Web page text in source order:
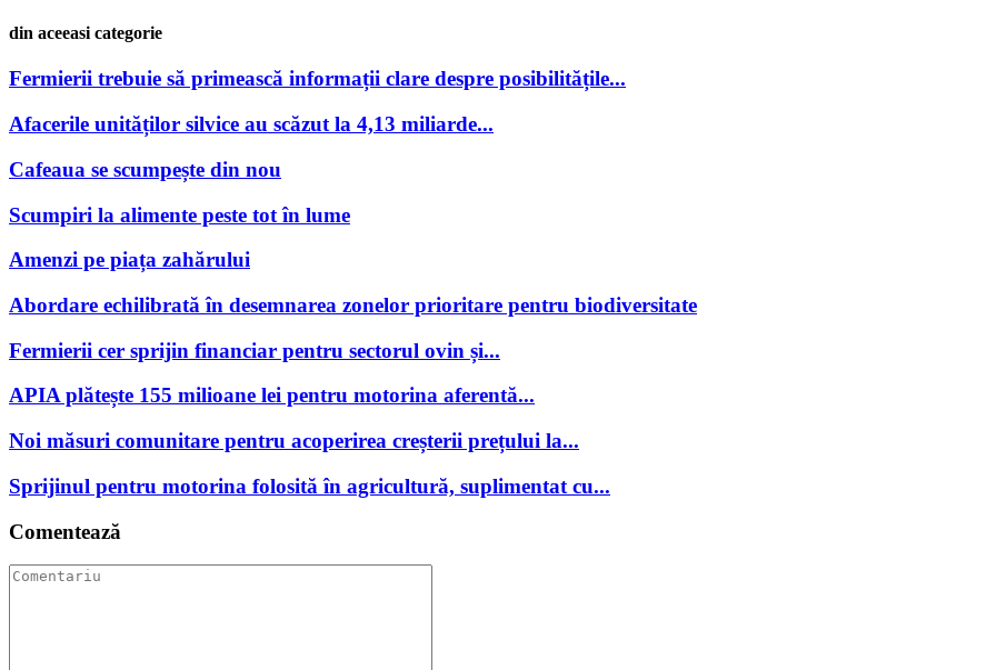
din aceeasi categorie
Fermierii trebuie să primească informații clare despre posibilitățile...
Afacerile unităților silvice au scăzut la 4,13 miliarde...
Cafeaua se scumpește din nou
Scumpiri la alimente peste tot în lume
Amenzi pe piața zahărului
Abordare echilibrată în desemnarea zonelor prioritare pentru biodiversitate
Fermierii cer sprijin financiar pentru sectorul ovin și...
APIA plătește 155 milioane lei pentru motorina aferentă...
Noi măsuri comunitare pentru acoperirea creșterii prețului la...
Sprijinul pentru motorina folosită în agricultură, suplimentat cu...
Comentează